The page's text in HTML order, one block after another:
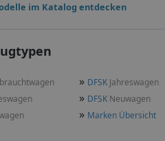
im Katalog entdecken
» DFSK Jahreswagen
» DFSK Neuwagen
» Marken Übersicht